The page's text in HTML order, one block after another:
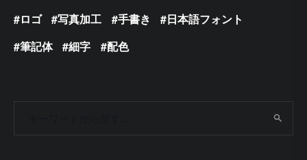
ロゴ
写真加工 手書き
日本語フォント
筆記体
細字 配色